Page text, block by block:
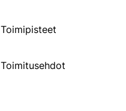
Toimipisteet
Toimitusehdot